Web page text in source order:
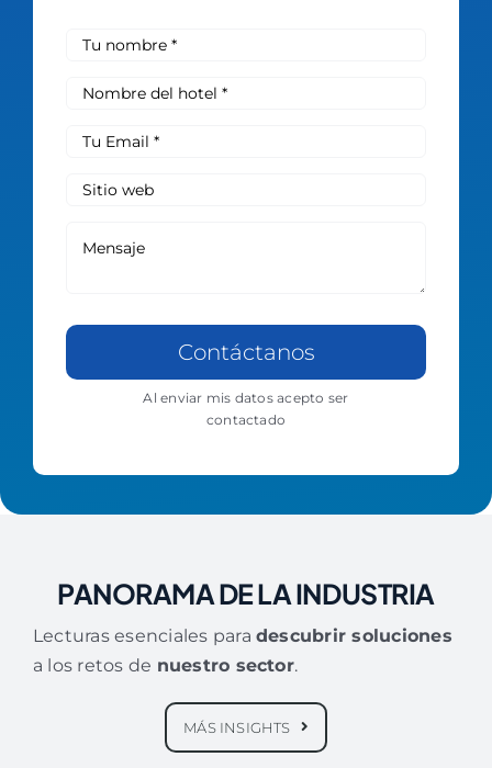
Contáctanos
Al enviar mis datos acepto ser
contactado
PANORAMA DE LA INDUSTRIA
Lecturas esenciales para descubrir soluciones
a los retos de nuestro sector.
MÁS INSIGHTS